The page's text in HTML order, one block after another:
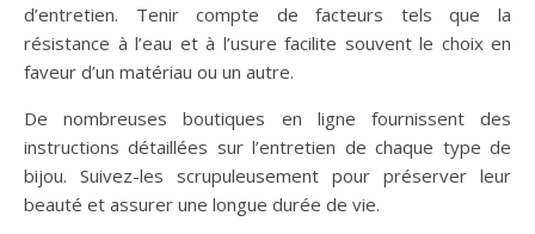
d’entretien. Tenir compte de facteurs tels que la
résistance à l’eau et à l’usure facilite souvent le choix en
faveur d’un matériau ou un autre.
De nombreuses boutiques en ligne fournissent des
instructions détaillées sur l’entretien de chaque type de
bijou. Suivez-les scrupuleusement pour préserver leur
beauté et assurer une longue durée de vie.